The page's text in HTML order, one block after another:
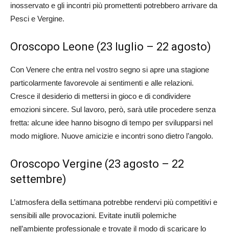
inosservato e gli incontri più promettenti potrebbero arrivare da
Pesci e Vergine.
Oroscopo Leone (23 luglio – 22 agosto)
Con Venere che entra nel vostro segno si apre una stagione
particolarmente favorevole ai sentimenti e alle relazioni.
Cresce il desiderio di mettersi in gioco e di condividere
emozioni sincere. Sul lavoro, però, sarà utile procedere senza
fretta: alcune idee hanno bisogno di tempo per svilupparsi nel
modo migliore. Nuove amicizie e incontri sono dietro l’angolo.
Oroscopo Vergine (23 agosto – 22
settembre)
L’atmosfera della settimana potrebbe rendervi più competitivi e
sensibili alle provocazioni. Evitate inutili polemiche
nell’ambiente professionale e trovate il modo di scaricare lo